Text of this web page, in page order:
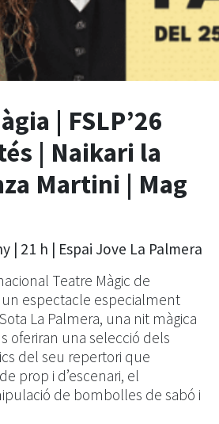
| FSLP’26
| Naikari la
Martini | Mag
| 21 h | Espai Jove La Palmera
Teatre Màgic de
espectacle especialment
La Palmera, una nit màgica
oferiran una selecció dels
del seu repertori que
prop i d’escenari, el
de bombolles de sabó i